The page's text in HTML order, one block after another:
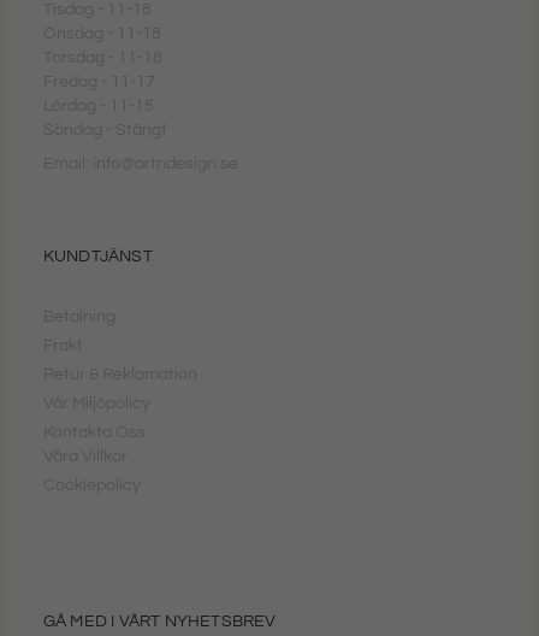
Tisdag - 11-18
Onsdag - 11-18
Torsdag - 11-18
Fredag - 11-17
Lördag - 11-15
Söndag - Stängt
Email: info@artndesign.se
KUNDTJÄNST
Betalning
Frakt
Retur & Reklamation
Vår Miljöpolicy
Kontakta Oss
Våra Villkor
Cookiepolicy
GÅ MED I VÅRT NYHETSBREV